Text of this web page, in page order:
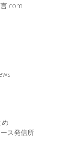
.com
め
ス発信所